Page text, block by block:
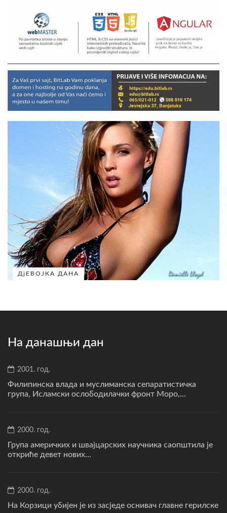
ДјЕВОЈКА ДАНА
На данашњи дан
2001. год.
Филипинска влада и муслиманска сепаратистичка
група, Исламски ослободилачки фронт Моро,...
2000. год.
Група америчких и швајцарских научника саопштила је
откриће девет нових...
2000. год.
На Корзици убијен је из засједе оснивач главне герилске